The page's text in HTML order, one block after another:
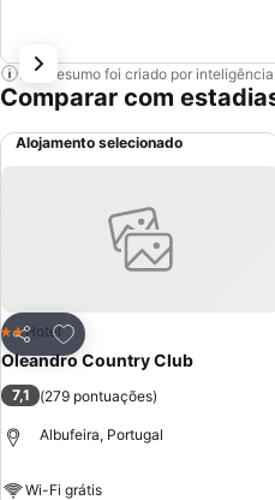
Este resumo foi criado por
Comparar com
Alojamento selecionado
Partilhar
Adicionar aos favoritos
2 Estrelas
Hotel
Oleandro Country Club
7,1 (279 pontuações)
Albufeira, Portugal
Wi-Fi grátis